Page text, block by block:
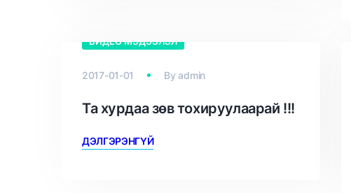
ВИДЕО МЭДЭЭЛЭЛ
2017-01-01 Byadmin
Та хурдаа зөв тохируулаарай !!!
ДЭЛГЭРЭНГҮЙ